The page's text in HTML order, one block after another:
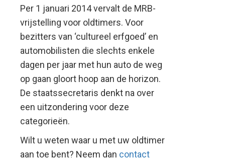
Per 1 januari 2014 vervalt de MRB-
vrijstelling voor oldtimers. Voor
bezitters van ‘cultureel erfgoed’ en
automobilisten die slechts enkele
dagen per jaar met hun auto de weg
op gaan gloort hoop aan de horizon.
De staatssecretaris denkt na over
een uitzondering voor deze
categorieën.
Wilt u weten waar u met uw oldtimer
aan toe bent? Neem dan contact